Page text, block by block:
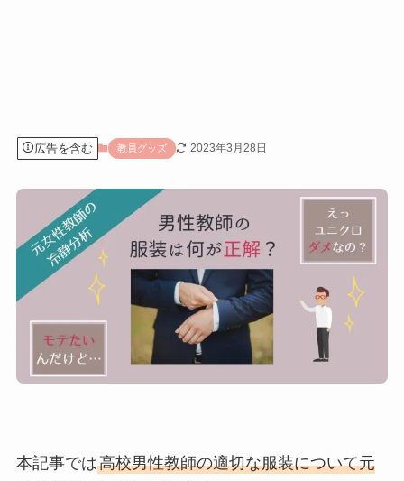
広告を含む 教員グッズ 2023年3月28日
本記事では高校男性教師の適切な服装について元